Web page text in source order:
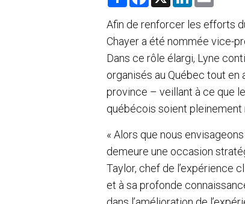
r
e
e
b
o
k
k
e
d
n
i
l
Afin de renforcer les efforts
Chayer a été nommée vice-
Dans ce rôle élargi, Lyne
organisés au Québec tout
province – veillant à ce que
québécois soient pleinement
« Alors que nous
demeure une occasion
Taylor, chef de l’expérience
et à sa profonde